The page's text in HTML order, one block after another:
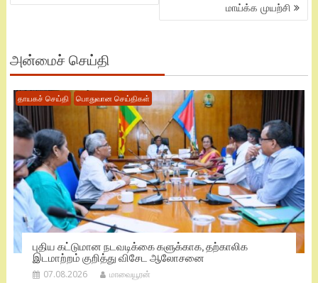
மாய்க்க முயற்சி
அன்மைச் செய்தி
தாயகச் செய்தி பொதுவான செய்திகள்
புதிய கட்டுமான நடவடிக்கை களுக்காக, தற்காலிக
இடமாற்றம் குறித்து விசேட ஆலோசனை
07.08.2026 மாவையூரன்